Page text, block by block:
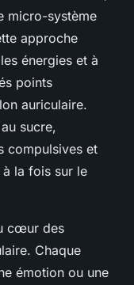
micro-système
approche
énergies et à
points
auriculaire.
sucre,
compulsives et
à la fois sur le
cœur des
Chaque
émotion ou une